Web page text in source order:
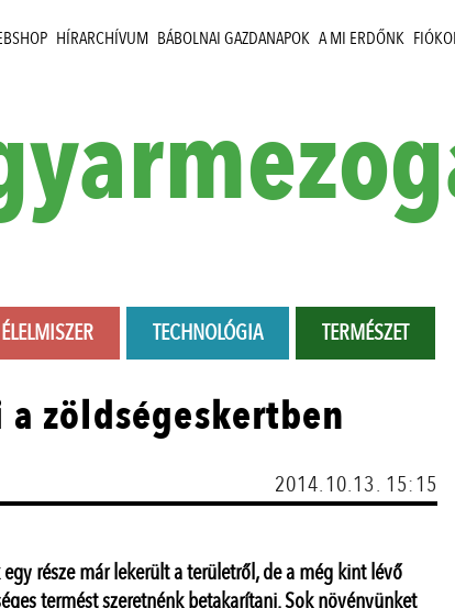
HÍRARCHÍVUM BÁBOLNAI GAZDANAPOK A MI ERDŐNK
ÉLELMISZER TECHNOLÓGIA TERMÉSZET
zöldségeskertben
2014.10.13. 15:15
része már lekerült a területről, de a még kint lévő
termést szeretnénk betakarítani. Sok növényünket